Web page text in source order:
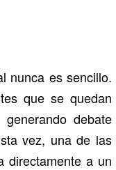
nunca es sencillo.
que se quedan
debate
vez, una de las
directamente a un